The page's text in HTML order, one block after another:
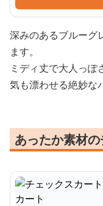
深みのあるブルーグ
ます。
ミディ丈で大人っ
気も漂わせる絶妙な
あったか素材